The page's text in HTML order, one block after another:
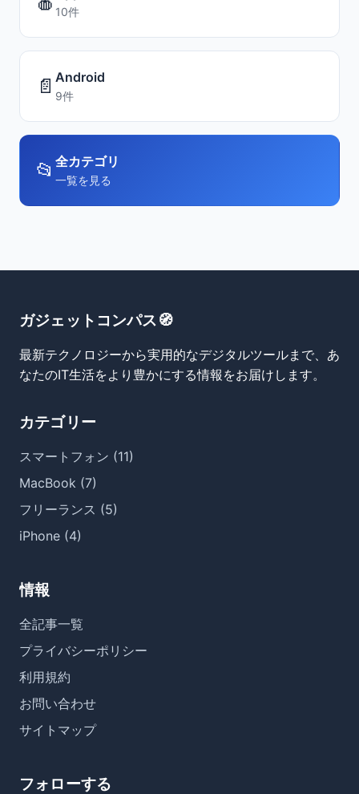
10件
📄 Android
9件
📂 全カテゴリ
一覧を見る
ガジェットコンパス🧭
最新テクノロジーから実用的なデジタルツールまで、あ
なたのIT生活をより豊かにする情報をお届けします。
カテゴリー
スマートフォン (11)
MacBook (7)
フリーランス (5)
iPhone (4)
情報
全記事一覧
プライバシーポリシー
利用規約
お問い合わせ
サイトマップ
フォローする